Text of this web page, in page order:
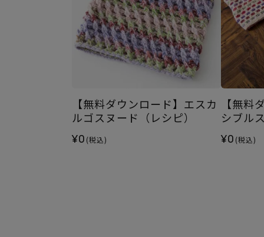
【無料ダウンロード】エスカ
ルゴスヌード（レシピ）
¥0 (税込)
【無料
シブル
¥0 (税込)